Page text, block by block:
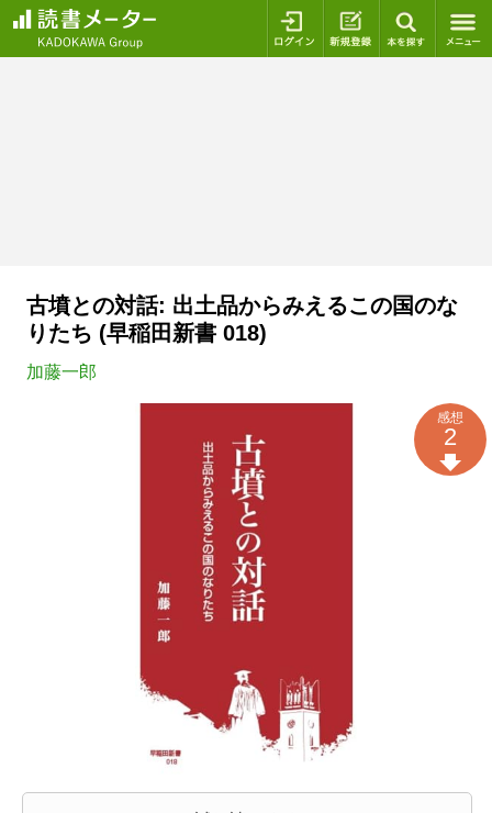
ログイン 新規登録
古墳との対話: 出土品からみえるこの国のな
りたち (早稲田新書 018)
加藤一郎
感想
2